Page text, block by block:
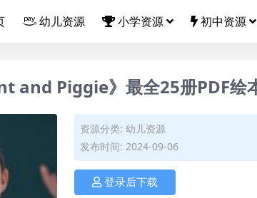
幼儿资源 小学资源 初中资源
and Piggie》最全25册PDF绘
资源分类: 幼儿资源
发布时间: 2024-09-06
登录后下载